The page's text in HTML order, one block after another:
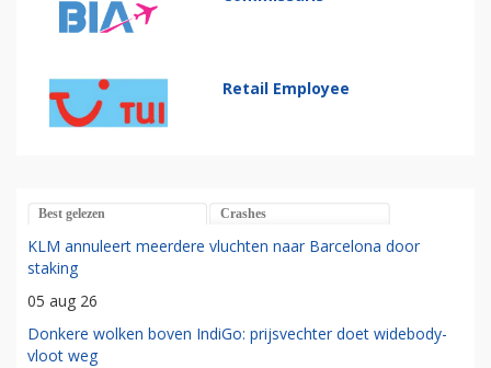
Retail Employee
Best gelezen Crashes
KLM annuleert meerdere vluchten naar Barcelona door
staking
05 aug 26
Donkere wolken boven IndiGo: prijsvechter doet widebody-
vloot weg